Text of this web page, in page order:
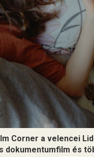
Corner a velencei
és